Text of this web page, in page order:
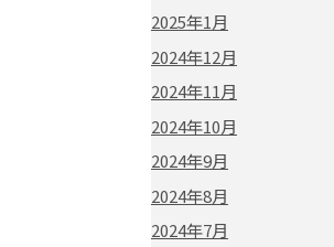
2025年1月
2024年12月
2024年11月
2024年10月
2024年9月
2024年8月
2024年7月